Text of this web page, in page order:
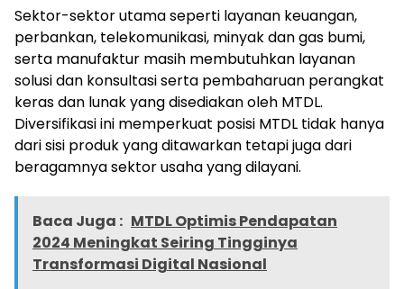
Sektor-sektor utama seperti layanan keuangan,
perbankan, telekomunikasi, minyak dan gas bumi,
serta manufaktur masih membutuhkan layanan
solusi dan konsultasi serta pembaharuan perangkat
keras dan lunak yang disediakan oleh MTDL.
Diversifikasi ini memperkuat posisi MTDL tidak hanya
dari sisi produk yang ditawarkan tetapi juga dari
beragamnya sektor usaha yang dilayani.
Baca Juga : MTDL Optimis Pendapatan
2024 Meningkat Seiring Tingginya
Transformasi Digital Nasional